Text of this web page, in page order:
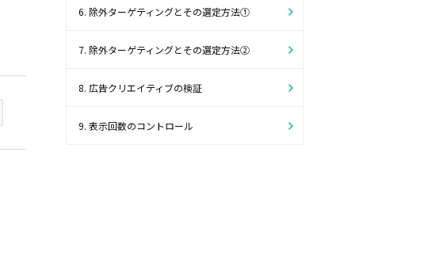
6. 除外ターゲティングとその選定方法①
7. 除外ターゲティングとその選定方法②
8. 広告クリエイティブの検証
9. 表示回数のコントロール